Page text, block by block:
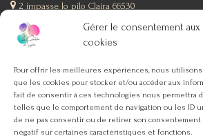
Gérer le consentement aux
cookies
Pour offrir les meilleures expériences, nous
que les cookies pour stocker et/ou accéder aux
fait de consentir à ces technologies nous permettra
telles que le comportement de navigation ou les ID
de ne pas consentir ou de retirer son
négatif sur certaines caractéristiques et fonctions.
2 impasse lo pilo Claira 66530
+(33)6 19 76 12 53
SUIVEZ-MOI !
SERVICE CLIENT
ACCUEIL